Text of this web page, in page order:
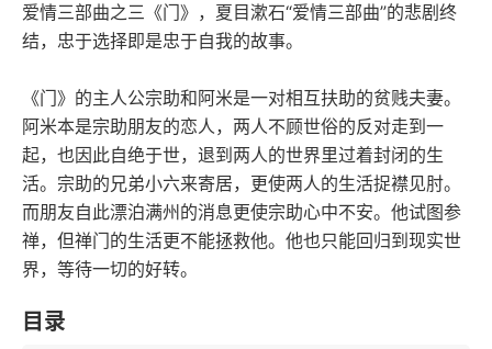
爱情三部曲之三《门》，夏目漱石“爱情三部曲”的悲剧终
结，忠于选择即是忠于自我的故事。
《门》的主人公宗助和阿米是一对相互扶助的贫贱夫妻。
阿米本是宗助朋友的恋人，两人不顾世俗的反对走到一
起，也因此自绝于世，退到两人的世界里过着封闭的生
活。宗助的兄弟小六来寄居，更使两人的生活捉襟见肘。
而朋友自此漂泊满州的消息更使宗助心中不安。他试图参
禅，但禅门的生活更不能拯救他。他也只能回归到现实世
界，等待一切的好转。
目录